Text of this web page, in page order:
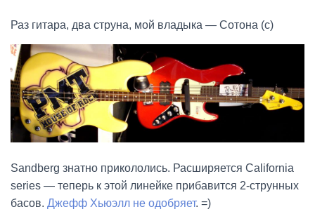
Раз гитара, два струна, мой владыка — Сотона (с)
Sandberg знатно прикололись. Расширяется California
series — теперь к этой линейке прибавится 2-струнных
басов. Джефф Хьюэлл не одобряет. =)